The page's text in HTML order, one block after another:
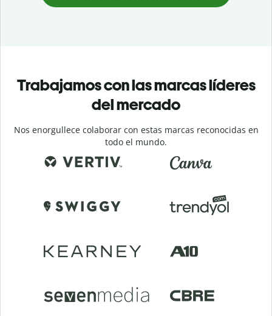
Trabajamos con las marcas líderes
del mercado
Nos enorgullece colaborar con estas marcas reconocidas en
todo el mundo.